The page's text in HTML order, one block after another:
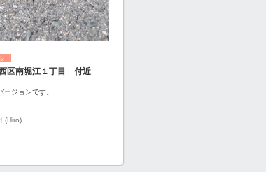
区南堀江１丁目 付近
ージョンです。
(Hiro)